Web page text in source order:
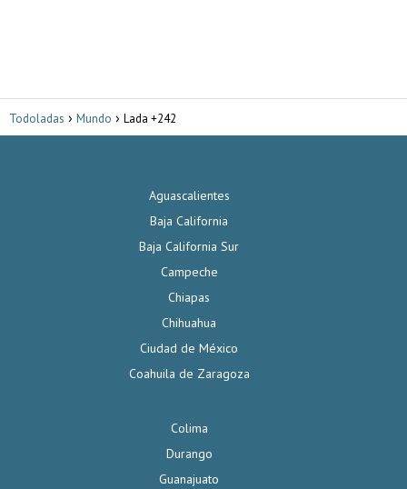
Todoladas Mundo Lada +242
Aguascalientes
Baja California
Baja California Sur
Campeche
Chiapas
Chihuahua
Ciudad de México
Coahuila de Zaragoza
Colima
Durango
Guanajuato